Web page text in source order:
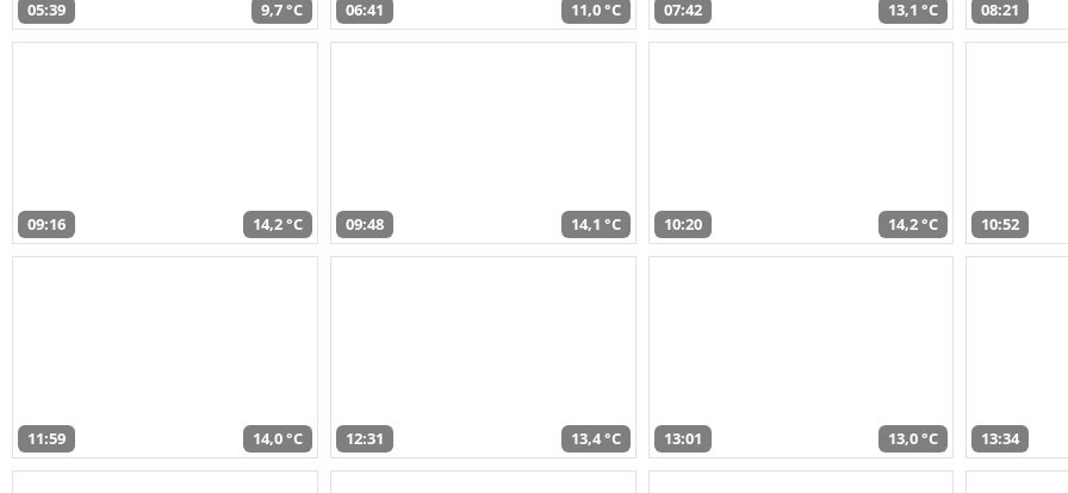
05:39 9,7 °C 06:41 11,0 °C 07:42 13,1 °C 08:21
09:16 14,2 °C 09:48 14,1 °C 10:20 14,2 °C 10:52
11:59 14,0 °C 12:31 13,4 °C 13:01 13,0 °C 13:34